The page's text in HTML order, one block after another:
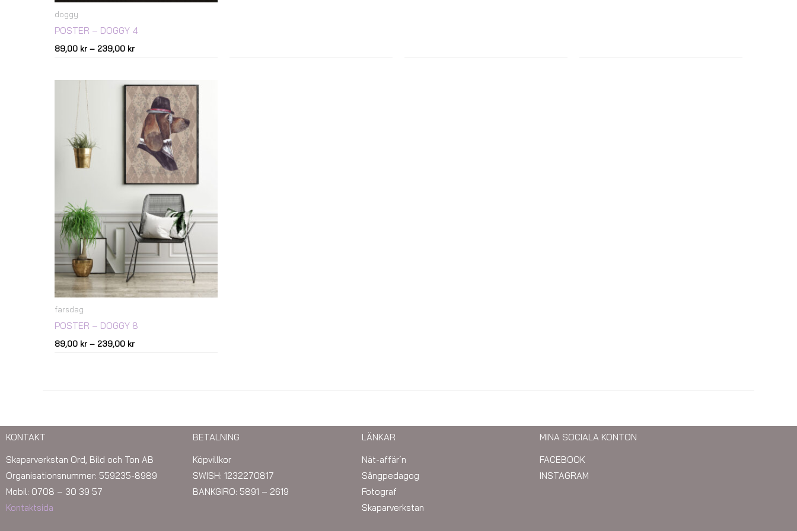
doggy
POSTER – DOGGY 4
89,00 kr – 239,00 kr
farsdag
POSTER – DOGGY 8
89,00 kr – 239,00 kr
Prisintervall:
89,00 kr
till
239,00 kr
KONTAKT
Skaparverkstan Ord, Bild och Ton AB
Organisationsnummer: 559235-8989
Mobil: 0708 – 30 39 57
Kontaktsida
BETALNING
Köpvillkor
SWISH: 1232270817
BANKGIRO: 5891 – 2619
LÄNKAR
Nät-affär´n
Sångpedagog
Fotograf
Skaparverkstan
MINA SOCIALA KONTON
FACEBOOK
INSTAGRAM